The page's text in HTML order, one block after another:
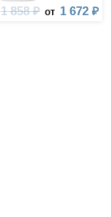
1 858 ₽ от 1 672 ₽